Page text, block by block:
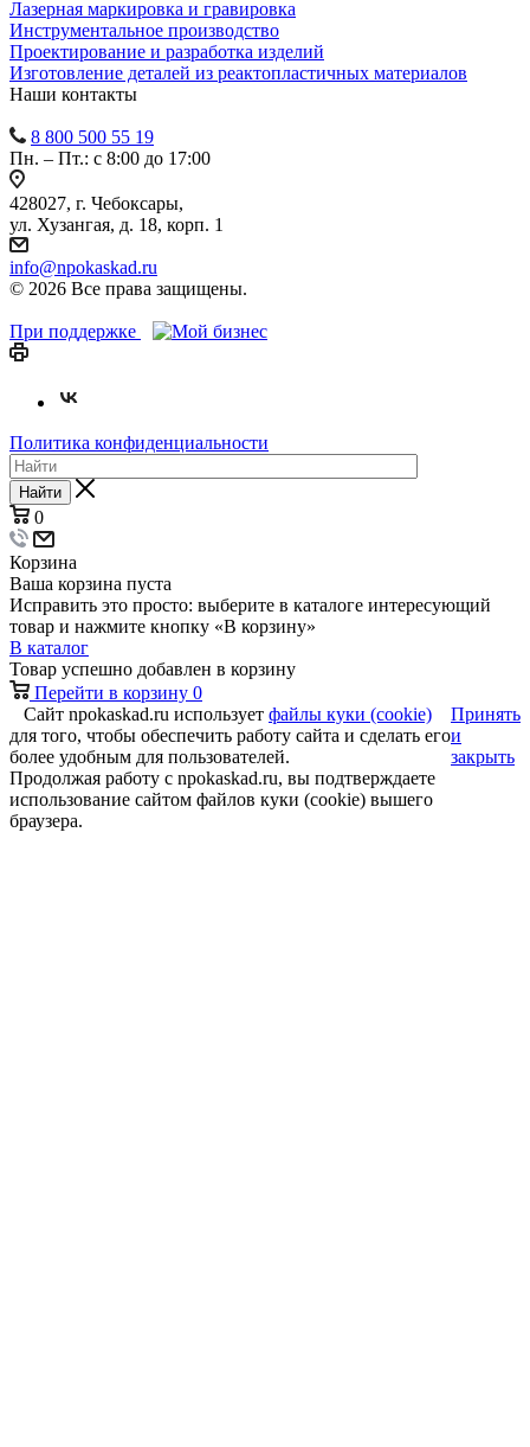
Лазерная маркировка и гравировка
Инструментальное производство
Проектирование и разработка изделий
Изготовление деталей из реактопластичных материалов
Наши контакты
8 800 500 55 19
Пн. – Пт.: с 8:00 до 17:00
428027, г. Чебоксары,
ул. Хузангая, д. 18, корп. 1
info@npokaskad.ru
© 2026 Все права защищены.
При поддержке
Политика конфиденциальности
Найти
0
Корзина
Ваша корзина пуста
Исправить это просто: выберите в каталоге интересующий
товар и нажмите кнопку «В корзину»
В каталог
Товар успешно добавлен в корзину
Перейти в корзину 0
Сайт npokaskad.ru использует файлы куки (cookie)
для того, чтобы обеспечить работу сайта и сделать его
более удобным для пользователей.
Продолжая работу с npokaskad.ru, вы подтверждаете
использование сайтом файлов куки (cookie) вышего
браузера.
Принять
и
закрыть